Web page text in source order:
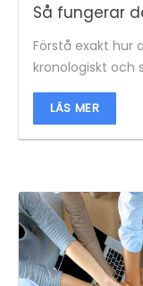
Så fungerar
Förstå exakt hur
kronologiskt och
LÄS MER